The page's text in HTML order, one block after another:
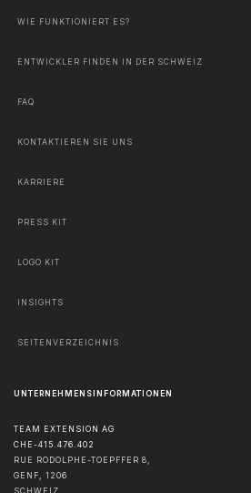
WIE FUNKTIONIERT ES?
ENTWICKLER FINDEN IN DER SCHWEIZ
FAQ
KONTAKTIEREN SIE UNS
KARRIERE
PRESS KIT
LOGO KIT
INSIGHTS
SEITENVERZEICHNIS
UNTERNEHMENSINFORMATIONEN
TEAM EXTENSION AG
CHE-415.476.402
RUE RODOLPHE-TOEPFFER 8,
GENF, 1206